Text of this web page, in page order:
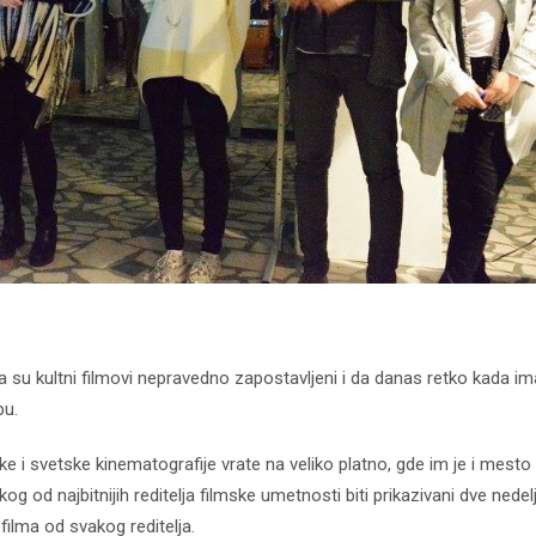
su kultni filmovi nepravedno zapostavljeni i da danas retko kada
i svetske kinematografije vrate na veliko platno, gde im je i mesto
od najbitnijih reditelja filmske umetnosti biti prikazivani dve
od svakog reditelja.